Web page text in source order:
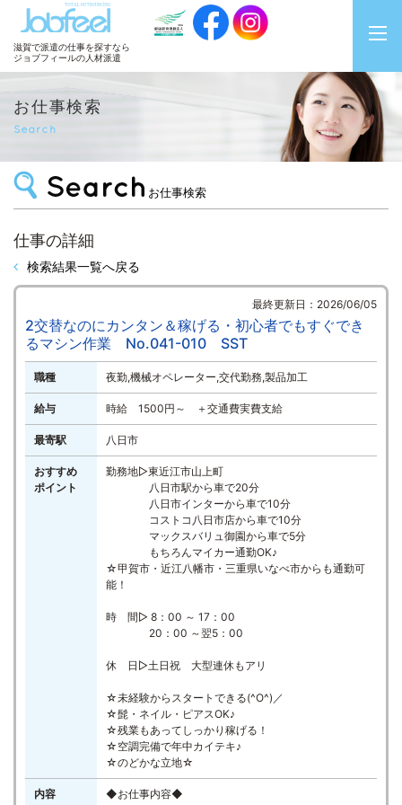
JobFeel
滋賀で派遣の仕事を探すなら
ジョブフィールの人材派遣
お仕事検索
Search
お仕事検索
仕事の詳細
検索結果一覧へ戻る
最終更新日：2026/06/05
2交替なのにカンタン＆稼げる・初心者でもすぐでき
るマシン作業 No.041-010 SST
職種 夜勤,機械オペレーター,交代勤務,製品加工
給与 時給 1500円～ ＋交通費実費支給
最寄駅 八日市
おすすめ
ポイント
勤務地▷東近江市山上町
八日市駅から車で20分
八日市インターから車で10分
コストコ八日市店から車で10分
マックスバリュ御園から車で5分
もちろんマイカー通勤OK♪
☆甲賀市・近江八幡市・三重県いなべ市からも通勤可
能！
時 間▷ 8：00 ～ 17：00
20：00 ～翌5：00
休 日▷土日祝 大型連休もアリ
☆未経験からスタートできる(^O^)／
☆髭・ネイル・ピアスOK♪
☆残業もあってしっかり稼げる！
☆空調完備で年中カイテキ♪
☆のどかな立地☆
内容 ◆お仕事内容◆